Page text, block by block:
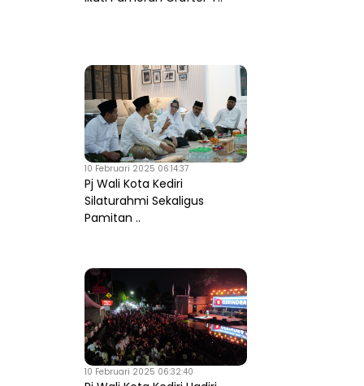
10 Februari 2025 06:14:37
Pj Wali Kota Kediri
Silaturahmi Sekaligus
Pamitan ..
10 Februari 2025 06:32:40